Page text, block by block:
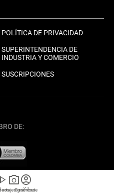
play_arrow photo_camera
gráficos
account_circle
Suscríbete
POLÍTICA DE PRIVACIDAD
SUPERINTENDENCIA DE
INDUSTRIA Y COMERCIO
SUSCRIPCIONES
DE: